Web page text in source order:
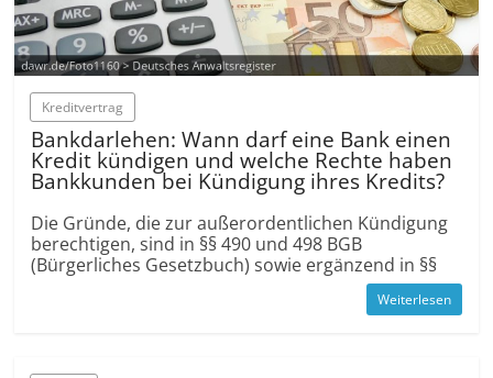
Kredit­vertrag
Bank­darlehen: Wann darf eine Bank einen
Kredit kündigen und welche Rechte haben
Bankkunden bei Kündigung ihres Kredits?
Die Gründe, die zur außerordentlichen Kündigung
berechtigen, sind in §§ 490 und 498 BGB
(Bürgerliches Gesetzbuch) sowie ergänzend in §§
Weiterlesen